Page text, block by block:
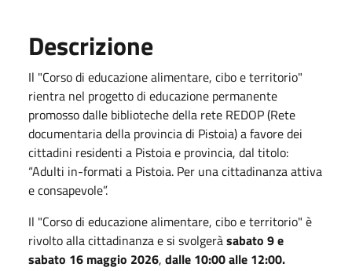
Descrizione
Il "Corso di educazione alimentare, cibo e territorio"
rientra nel progetto di educazione permanente
promosso dalle biblioteche della rete REDOP (Rete
documentaria della provincia di Pistoia) a favore dei
cittadini residenti a Pistoia e provincia, dal titolo:
“Adulti in-formati a Pistoia. Per una cittadinanza attiva
e consapevole”.
Il "Corso di educazione alimentare, cibo e territorio" è
rivolto alla cittadinanza e si svolgeràsabato 9 e
sabato 16 maggio 2026, dalle 10:00 alle 12:00.